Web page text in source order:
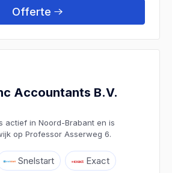
Offerte
Accountants B.V.
actief in Noord-Brabant en is
op Professor Asserweg 6.
Snelstart Exact